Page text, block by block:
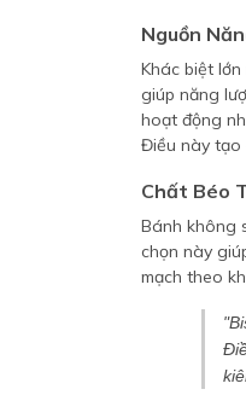
Nguồn
Khác biệt
giúp năng
hoạt động
Điều này tạo
Chất Béo
Bánh không
chọn này
mạch theo